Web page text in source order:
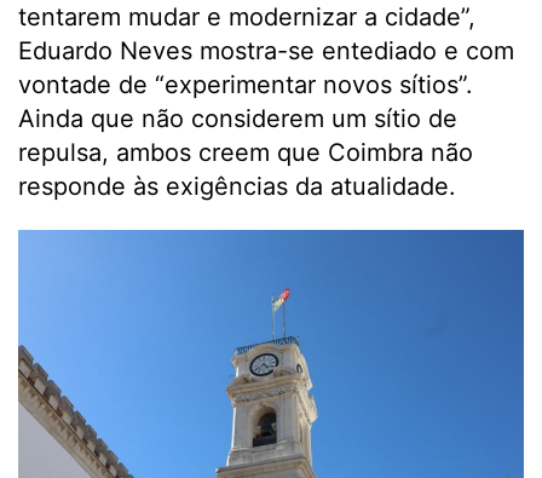
tentarem mudar e modernizar a cidade”,
Eduardo Neves mostra-se entediado e com
vontade de “experimentar novos sítios”.
Ainda que não considerem um sítio de
repulsa, ambos creem que Coimbra não
responde às exigências da atualidade.